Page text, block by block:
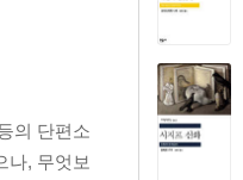
의 단편소
나, 무엇보